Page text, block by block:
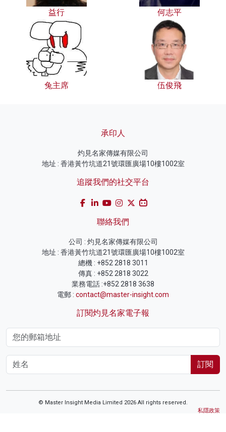
益行 何志平
兔主席 伍俊飛
承印人
灼見名家傳媒有限公司
地址 : 香港黃竹坑道21號環匯廣場10樓1002室
追蹤我們的社交平台
聯絡我們
公司 : 灼見名家傳媒有限公司
地址 : 香港黃竹坑道21號環匯廣場10樓1002室
總機 : +852 2818 3011
傳真 : +852 2818 3022
業務電話 :+852 2818 3638
電郵 : contact@master-insight.com
訂閱灼見名家電子報
訂閱
© Master Insight Media Limited 2026 All rights reserved.
私隱政策